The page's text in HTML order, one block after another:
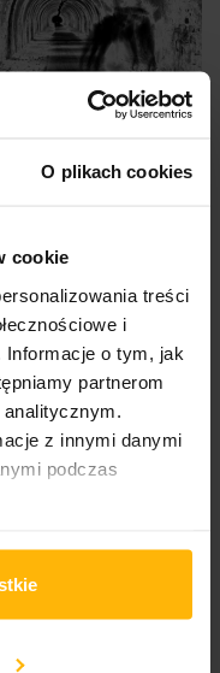
O plikach cookies
cookie
treści
i
o tym, jak
partnerom
z innymi danymi
podczas
10,39 $
- A Tribal Treat